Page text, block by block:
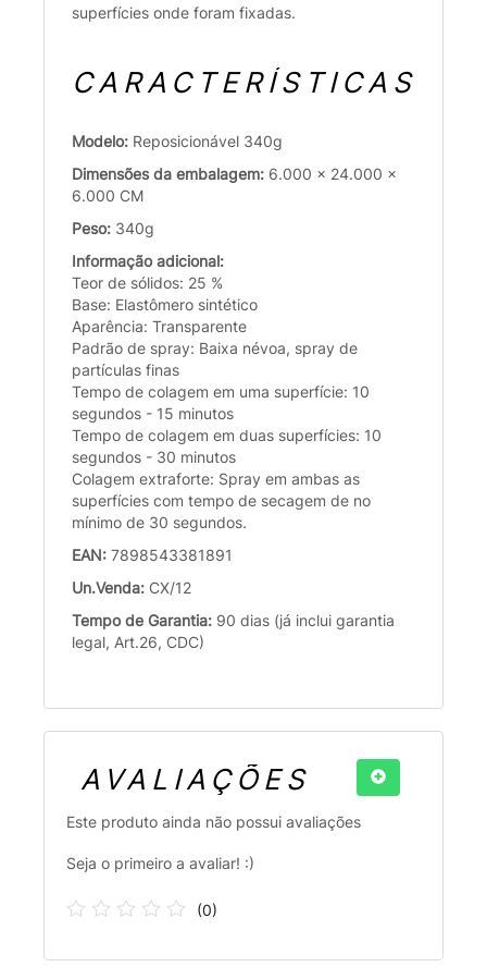
superfícies onde foram fixadas.
CARACTERÍSTICAS
Modelo: Reposicionável 340g
Dimensões da embalagem: 6.000 x 24.000 x
6.000 CM
Peso: 340g
Informação adicional:
Teor de sólidos: 25 %
Base: Elastômero sintético
Aparência: Transparente
Padrão de spray: Baixa névoa, spray de
partículas finas
Tempo de colagem em uma superfície: 10
segundos - 15 minutos
Tempo de colagem em duas superfícies: 10
segundos - 30 minutos
Colagem extraforte: Spray em ambas as
superfícies com tempo de secagem de no
mínimo de 30 segundos.
EAN: 7898543381891
Un.Venda: CX/12
Tempo de Garantia: 90 dias (já inclui garantia
legal, Art.26, CDC)
AVALIAÇÕES
Este produto ainda não possui avaliações
Seja o primeiro a avaliar! :)
(0)